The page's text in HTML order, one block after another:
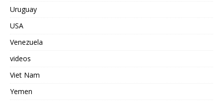
Uruguay
USA
Venezuela
videos
Viet Nam
Yemen